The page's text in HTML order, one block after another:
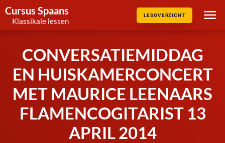
Cursus Spaans
Klassikale lessen
LESOVERZICHT
CONVERSATIEMIDDAG
EN HUISKAMERCONCERT
MET MAURICE LEENAARS
FLAMENCOGITARIST 13
APRIL 2014